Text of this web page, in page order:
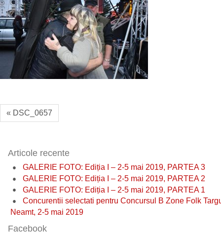
« DSC_0657
Articole recente
GALERIE FOTO: Ediția I – 2-5 mai 2019, PARTEA 3
GALERIE FOTO: Ediția I – 2-5 mai 2019, PARTEA 2
GALERIE FOTO: Ediția I – 2-5 mai 2019, PARTEA 1
Concurentii selectati pentru Concursul B Zone Folk
Neamt, 2-5 mai 2019
Facebook